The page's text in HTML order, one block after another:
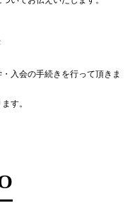
入会の手続きを行って頂きま
す。